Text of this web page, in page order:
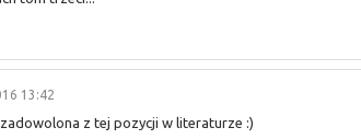
13:42
z tej pozycji w literaturze :)